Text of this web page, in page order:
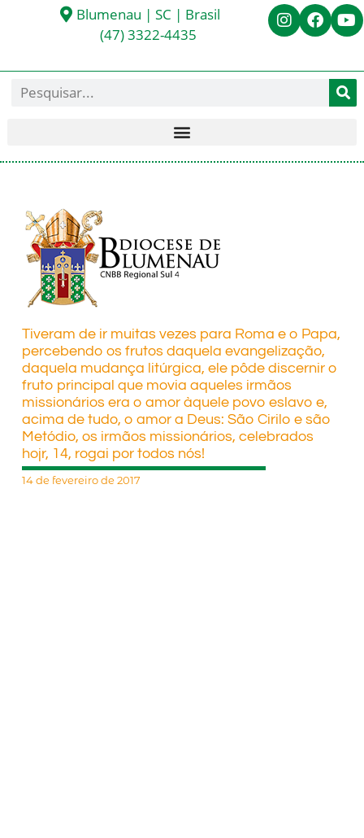
Blumenau | SC | Brasil
(47) 3322-4435
Tiveram de ir muitas vezes para Roma e o Papa,
percebendo os frutos daquela evangelização,
daquela mudança litúrgica, ele pôde discernir o
fruto principal que movia aqueles irmãos
missionários era o amor àquele povo eslavo e,
acima de tudo, o amor a Deus: São Cirilo e são
Metódio, os irmãos missionários, celebrados
hojr, 14, rogai por todos nós!
14 de fevereiro de 2017